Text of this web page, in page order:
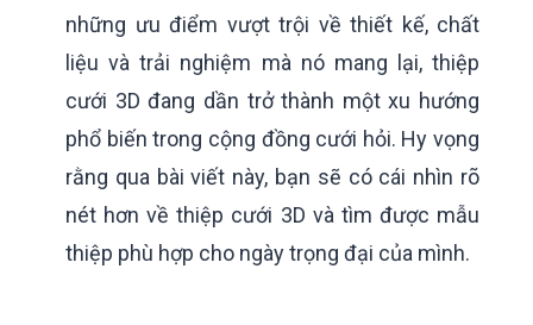
những ưu điểm vượt trội về thiết kế, chất
liệu và trải nghiệm mà nó mang lại, thiệp
cưới 3D đang dần trở thành một xu hướng
phổ biến trong cộng đồng cưới hỏi. Hy vọng
rằng qua bài viết này, bạn sẽ có cái nhìn rõ
nét hơn về thiệp cưới 3D và tìm được mẫu
thiệp phù hợp cho ngày trọng đại của mình.